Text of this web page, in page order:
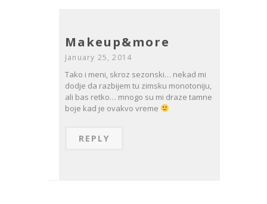
Makeup&more
January 25, 2014
Tako i meni, skroz sezonski… nekad mi
dodje da razbijem tu zimsku monotoniju,
ali bas retko… mnogo su mi draze tamne
boje kad je ovakvo vreme
REPLY